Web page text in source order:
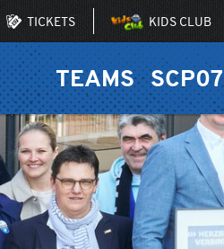
TICKETS KIDS CLUB
TEAMS SCP07